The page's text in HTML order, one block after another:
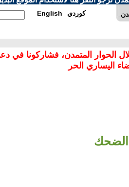
English كوردي
الحوار المتمدن، فشاركونا في
اليساري الحر